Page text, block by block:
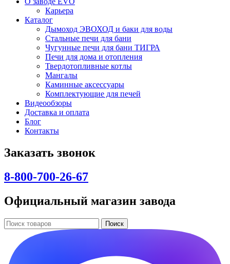
Карьера
Каталог
Дымоход ЭВОХОД и баки для воды
Стальные печи для бани
Чугунные печи для бани ТИГРА
Печи для дома и отопления
Твердотопливные котлы
Мангалы
Каминные аксессуары
Комплектующие для печей
Видеообзоры
Доставка и оплата
Блог
Контакты
Заказать звонок
8-800-700-26-67
Официальный магазин завода
Поиск